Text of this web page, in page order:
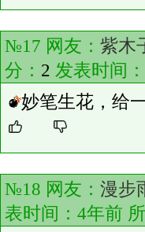
№17 网友： 紫木
分： 2 发表时间
妙笔生花，给
№18 网友： 漫步
表时间：4年前